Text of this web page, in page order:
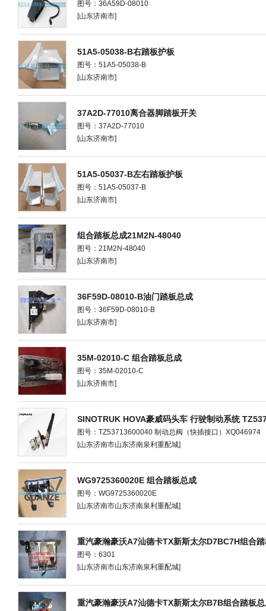
图号：36A59D-08010
[山东济南市]
51A5-05038-B右踏板护板
图号：51A5-05038-B
[山东济南市]
37A2D-77010离合器脚踏板开关
图号：37A2D-77010
[山东济南市]
51A5-05037-B左右踏板护板
图号：51A5-05037-B
[山东济南市]
组合踏板总成21M2N-48040
图号：21M2N-48040
[山东济南市]
36F59D-08010-B油门踏板总成
图号：36F59D-08010-B
[山东济南市]
35M-02010-C 组合踏板总成
图号：35M-02010-C
[山东济南市]
SINOTRUK HOVA豪威码头车 行驶制动系统
图号：TZ53713600040 制动总阀（快插接口）XQ046974
[山东济南市山东济南泉利重配城]
WG9725360020E 组合踏板总成
图号：WG9725360020E
[山东济南市山东济南泉利重配城]
重汽豪瀚豪沃A7汕德卡TX新斯太尔D7BC7H组合
图号：6301
[山东济南市山东济南泉利重配城]
重汽豪瀚豪沃A7汕德卡TX新斯太尔B7B组合踏板